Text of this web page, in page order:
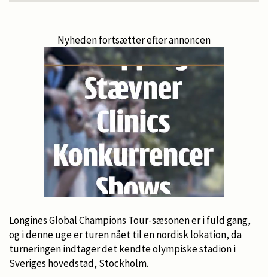
Nyheden fortsætter efter annoncen
Longines Global Champions Tour-sæsonen er i fuld gang,
og i denne uge er turen nået til en nordisk lokation, da
turneringen indtager det kendte olympiske stadion i
Sveriges hovedstad, Stockholm.